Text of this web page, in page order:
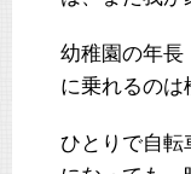
幼稚園の年長
に乗れるのは
ひとりで自転